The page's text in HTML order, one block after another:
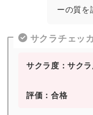
ーの質を
サクラチェッ
サクラ度：サク
評価：合格